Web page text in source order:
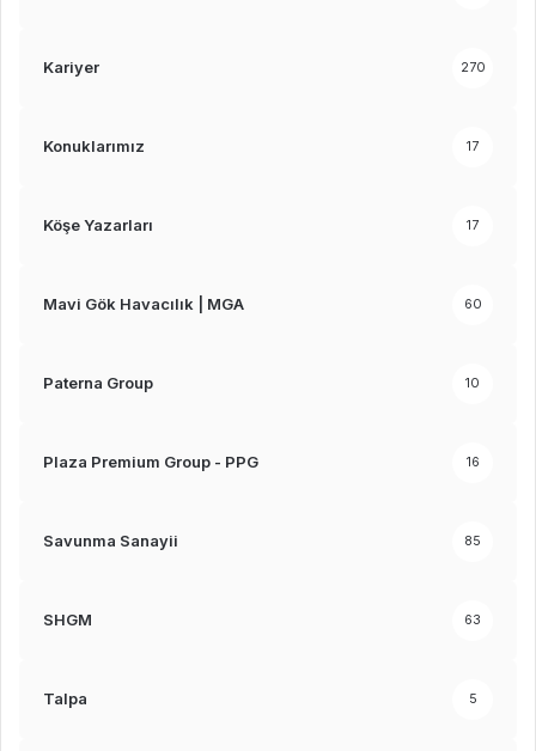
Kariyer 270
Konuklarımız 17
Köşe Yazarları 17
Mavi Gök Havacılık | MGA 60
Paterna Group 10
Plaza Premium Group - PPG 16
Savunma Sanayii 85
SHGM 63
Talpa 5